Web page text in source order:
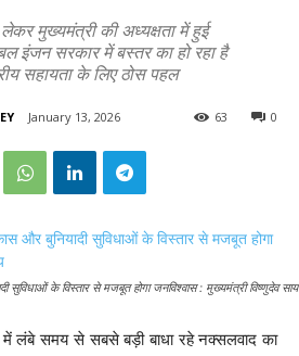
मुख्यमंत्री की अध्यक्षता में हुई
इंजन सरकार में बस्तर का हो रहा है
सहायता के लिए ठोस पहल
January 13, 2026 0
63
के विस्तार से मजबूत होगा जनविश्वास : मुख्यमंत्री विष्णुदेव साय
में लंबे समय से सबसे बड़ी बाधा रहे नक्सलवाद का